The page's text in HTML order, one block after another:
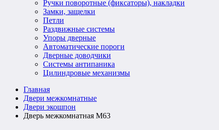
Ручки поворотные (фиксаторы), накладки
Замки, защелки
Петли
Раздвижные системы
Упоры дверные
Автоматические пороги
Дверные доводчики
Системы антипаника
Цилиндровые механизмы
Главная
Двери межкомнатные
Двери экошпон
Дверь межкомнатная M63